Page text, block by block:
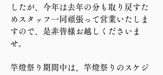
したが、今年は去年の分も取り戻すた
めスタッフ一同頑張って営業いたしま
すので、是非皆様お越しくださいま
せ。
竿燈祭り期間中は、竿燈祭りのスケジ